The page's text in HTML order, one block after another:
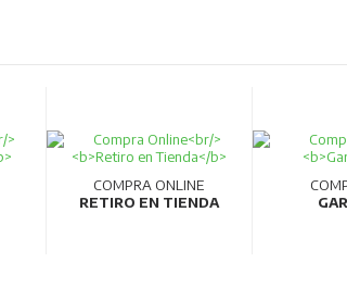
COMPRA ONLINE
RETIRO EN TIENDA